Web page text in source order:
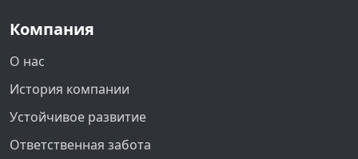
Компания
О нас
История компании
Устойчивое развитие
Ответственная забота